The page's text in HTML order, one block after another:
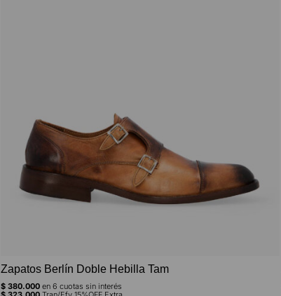
Zapatos Berlín Doble Hebilla Tam
$ 380.000 en 6 cuotas sin interés